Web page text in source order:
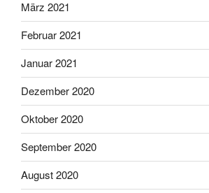
März 2021
Februar 2021
Januar 2021
Dezember 2020
Oktober 2020
September 2020
August 2020